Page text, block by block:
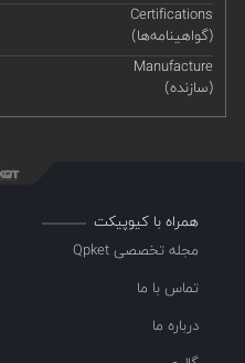
Certifications
(گواهینامه‌ها)
Manufacture
(سازنده)
همراه با کیوپیکت
مجله تخصصی Qpket
تماس با ما
درباره ما